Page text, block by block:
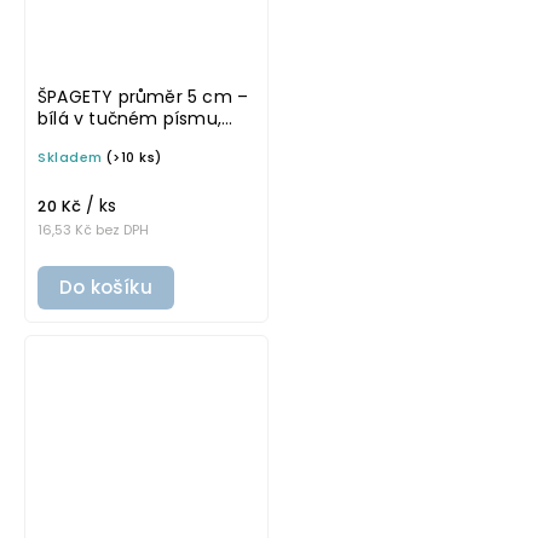
ŠPAGETY průměr 5 cm –
bílá v tučném písmu,
na potravinové dózy
Skladem (>10 ks)
16,53 Kč bez DPH
20 Kč / ks
Do košíku